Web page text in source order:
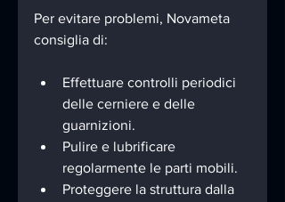
Per evitare problemi, Novameta
consiglia di:
Effettuare controlli periodici
delle cerniere e delle
guarnizioni.
Pulire e lubrificare
regolarmente le parti mobili.
Proteggere la struttura dalla